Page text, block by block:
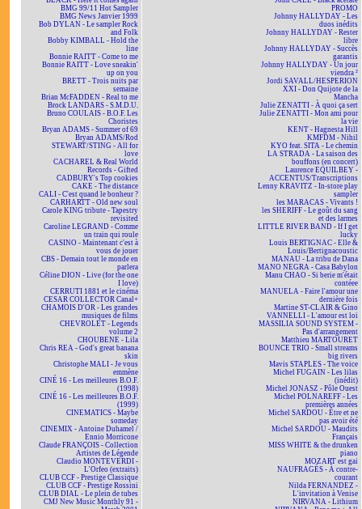
BMG 99/11 Hot Sampler
BMG News Janvier 1999
Bob DYLAN - Le sampler Rock
and Folk
Bobby KIMBALL - Hold the
line
Bonnie RAITT - Come to me
Bonnie RAITT - Love sneakin'
up on you
BRETT - Trois nuits par
semaine
Brian McFADDEN - Real to me
Brock LANDARS - S.M.D.U.
Bruno COULAIS - B.O.F. Les
Choristes
Bryan ADAMS - Summer of 69
Bryan ADAMS/Rod
STEWART/STING - All for
love
CACHAREL & Real World
Records - Gifted
CADBURY's Top cookies
CAKE - The distance
CALI - C'est quand le bonheur ?
CARHARTT - Old new soul
Carole KING tribute - Tapestry
revisited
Caroline LEGRAND - Comme
un train qui roule
CASINO - Maintenant c'est à
vous de jouer
CBS - Demain tout le monde en
parlera
Céline DION - Live (for the one
I love)
CERRUTI 1881 et le cinéma
CESAR COLLECTOR Canal+
CHAMOIS D'OR - Les grandes
musiques de films
CHEVROLET - Legends
volume 2
CHOUBENE - Lila
Chris REA - God's great banana
skin
Christophe MALI - Je vous
emmène
CINÉ 16 - Les meilleures B.O.F.
(1998)
CINÉ 16 - Les meilleures B.O.F.
(1999)
CINEMATICS - Maybe
someday
CINEMIX - Antoine Duhamel /
Ennio Morricone
Claude FRANÇOIS - Collection
Artistes de Légende
Claudio MONTEVERDI -
L'Orfeo (extraits)
CLUB CCF - Prestige Classique
CLUB CCF - Prestige Rossini
CLUB DIAL - Le plein de tubes
CMJ New Music Monthly 91 -
PROMO
Johnny HALLYDAY - Les
duos inédits
Johnny HALLYDAY - Rester
libre
Johnny HALLYDAY - Succès
garantis
Johnny HALLYDAY - Un jour
viendra ²
Jordi SAVALL/HESPERION
XXI - Don Quijote de la
Mancha
Julie ZENATTI - À quoi ça sert
Julie ZENATTI - Mon ami pour
la vie
KENT - Hagnesta Hill
KMFDM - Nihil
KYO feat. SITA - Le chemin
LA STRADA - La saison des
bouffons (en concert)
Laurence EQUILBEY -
ACCENTUS/Transcriptions
Lenny KRAVITZ - In-store play
sampler
les MARACAS - Vivants !
les SHERIFF - Le goût du sang
et des larmes
LITTLE RIVER BAND - If I get
lucky
Louis BERTIGNAC - Elle &
Louis/Bertignacoustic
MANAU - La tribu de Dana
MANO NEGRA - Casa Babylon
Manu CHAO - Si berie m'était
contéee
MANUELA - Faire l'amour une
dernière fois
Martine ST-CLAIR & Gino
VANNELLI - L'amour est loi
MASSILIA SOUND SYSTEM -
Pas d'arrangement
Matthieu MARTOURET
BOUNCE TRIO - Small streams
big rivers
Mavis STAPLES - The voice
Michel FUGAIN - Les lilas
(inédit)
Michel JONASZ - Pôle Ouest
Michel POLNAREFF - Les
premières années
Michel SARDOU - Être et ne
pas avoir été
Michel SARDOU - Maudits
Français
MISS WHITE & the drunken
piano
MOZART est gai
NAUFRAGÉS - À contre-
courant
Nilda FERNANDEZ -
L'invitation à Venise
NIRVANA - Lithium